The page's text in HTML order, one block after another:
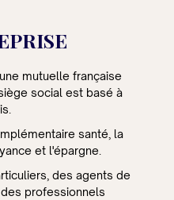
mutuelle française
social est basé à
santé, la
et l'épargne.
des agents de
professionnels